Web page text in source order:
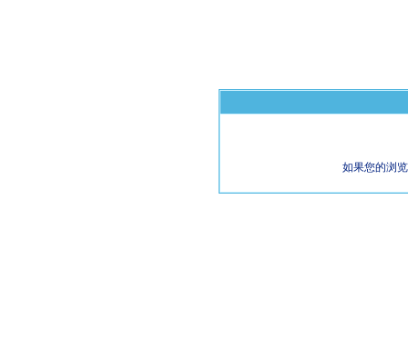
如果您的浏